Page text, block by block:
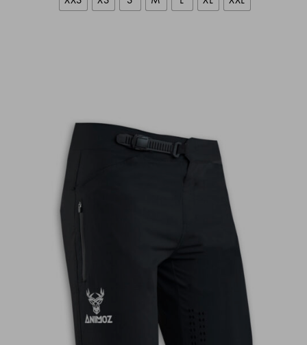
la coupe est nickel, le maillot est léger et
respirant. le guide des tailles est parfait.
Stéphane D.
Aurélien G.
Produit top qualité, et le guide des tailles est
Kevin Dogilbert